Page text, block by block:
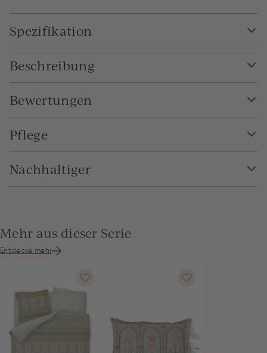
Spezifikation
Beschreibung
Bewertungen
Pflege
Nachhaltiger
Mehr aus dieser Serie
Entdecke mehr